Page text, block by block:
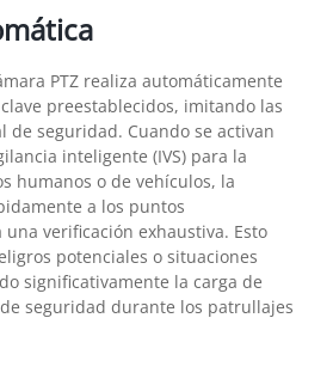
PTZ realiza automáticamente
preestablecidos, imitando las
de seguridad. Cuando se activan
inteligente (IVS) para la
humanos o de vehículos, la
a los puntos
verificación exhaustiva. Esto
potenciales o situaciones
significativamente la carga de
seguridad durante los patrullajes